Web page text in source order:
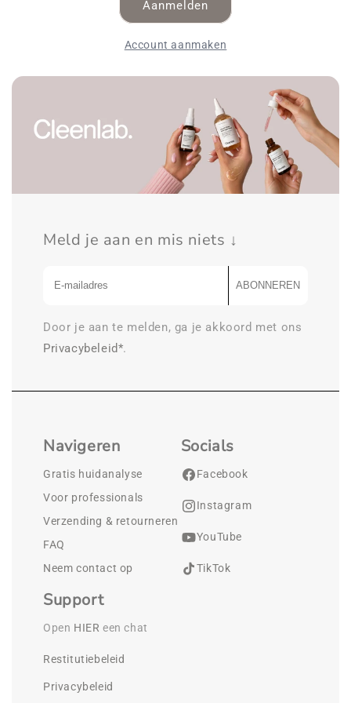
Aanmelden
Account aanmaken
Meld je aan en mis niets ↓
ABONNEREN
Door je aan te melden, ga je akkoord met ons
Privacybeleid*.
Navigeren
Gratis huidanalyse
Voor professionals
Verzending & retourneren
FAQ
Neem contact op
Socials
Facebook
Instagram
YouTube
TikTok
Support
Open HIER een chat
Restitutiebeleid
Privacybeleid